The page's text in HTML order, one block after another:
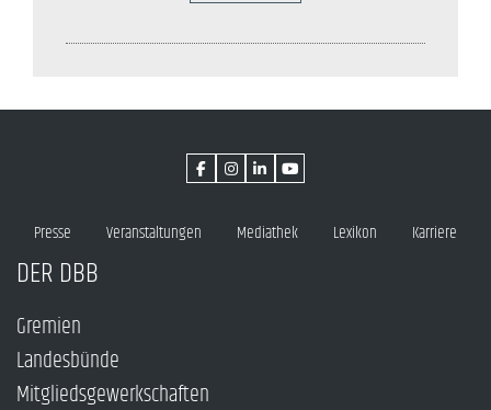
Presse Veranstaltungen Mediathek Lexikon Karriere
DER DBB
Gremien
Landesbünde
Mitgliedsgewerkschaften